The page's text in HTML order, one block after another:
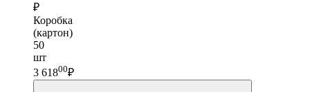
₽
Коробка
(картон)
50
шт
3 61800₽